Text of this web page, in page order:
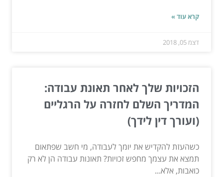
קרא עוד »
דצמ 05, 2018
הזכויות שלך לאחר תאונת עבודה:
המדריך השלם לחזרה על הרגליים
(ועורך דין לידך)
כשהעזת להקדיש את יומך לעבודה, מי חשב שפתאום
תמצא את עצמך מחפש זכויות? תאונות עבודה הן לא רק
כואבות, אלא...